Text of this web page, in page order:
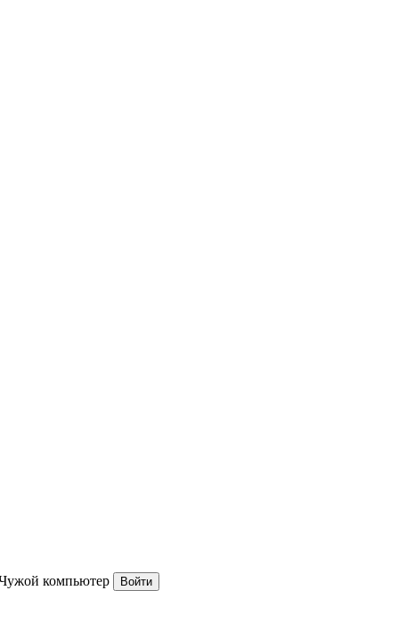
компьютер Войти